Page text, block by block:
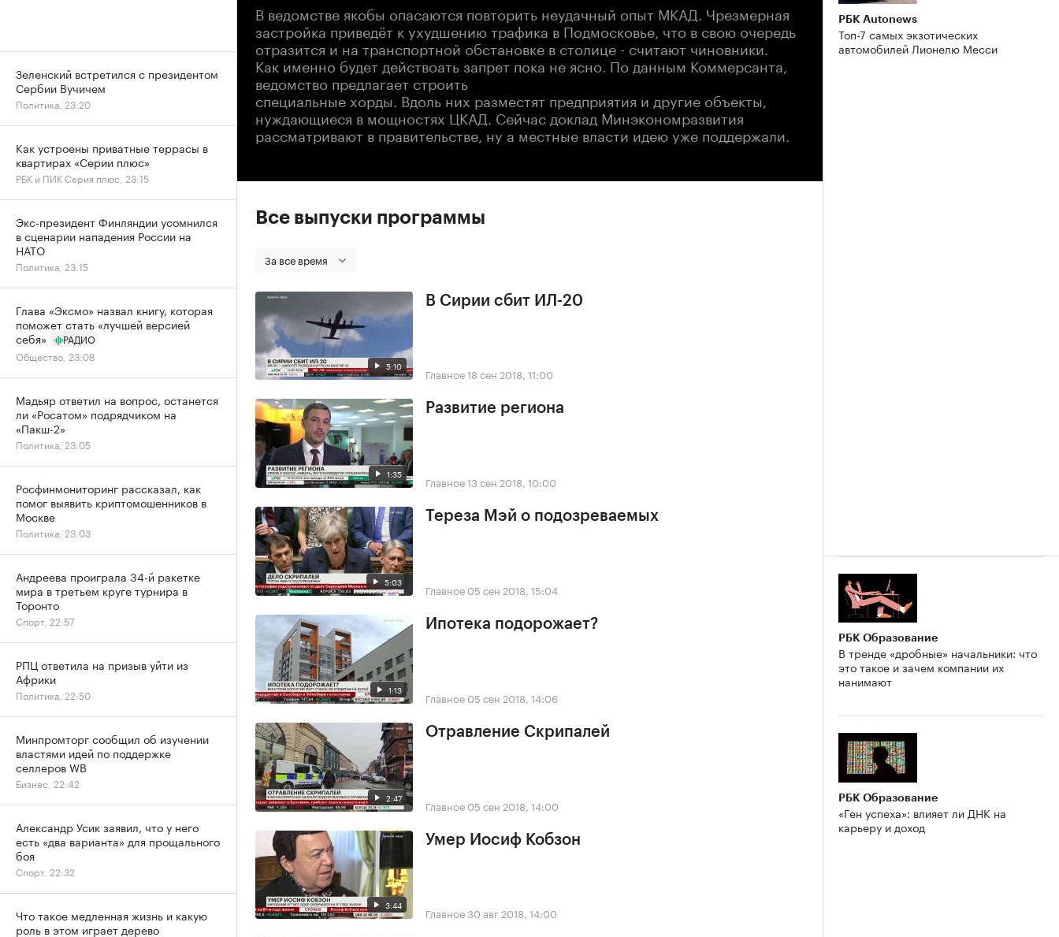
В ведомстве якобы опасаются повторить неудачный опыт МКАД. Чрезмерная
застройка приведёт к ухудшению трафика в Подмосковье, что в свою очередь
отразится и на транспортной обстановке в столице - считают чиновники.
Как именно будет действоать запрет пока не ясно. По данным Коммерсанта,
ведомство предлагает строить
специальные хорды. Вдоль них разместят предприятия и другие объекты,
нуждающиеся в мощностях ЦКАД. Сейчас доклад Минэкономразвития
рассматривают в правительстве, ну а местные власти идею уже поддержали.
Все выпуски программы
За все время
5:10
В Сирии сбит ИЛ-20
Главное18 сен 2018, 11:00
1:35
Развитие региона
Главное13 сен 2018, 10:00
5:03
Тереза Мэй о подозреваемых
Главное 05 сен 2018, 15:04
1:13
Ипотека подорожает?
Главное 05 сен 2018, 14:06
2:47
Отравление Скрипалей
Главное 05 сен 2018, 14:00
3:44
Умер Иосиф Кобзон
Главное30 авг 2018, 14:00
РБК Autonews
Топ-7 самых экзотических
автомобилей Лионелю Месси
РБК Образование
В тренде «дробные» начальники: что
это такое и зачем компании их
нанимают
РБК Образование
«Ген успеха»: влияет ли ДНК на
карьеру и доход
Зеленский встретился с президентом
Сербии Вучичем
Политика, 23:20
Как устроены приватные террасы в
квартирах «Серии плюс»
РБК и ПИК Серия плюс, 23:15
Экс-президент Финляндии усомнился
в сценарии нападения России на
НАТО
Политика, 23:15
Глава «Эксмо» назвал книгу, которая
поможет стать «лучшей версией
себя»
РАДИО
Общество, 23:08
Мадьяр ответил на вопрос, останется
ли «Росатом» подрядчиком на
«Пакш-2»
Политика, 23:05
Росфинмониторинг рассказал, как
помог выявить криптомошенников в
Москве
Политика, 23:03
Андреева проиграла 34-й ракетке
мира в третьем круге турнира в
Торонто
Спорт, 22:57
РПЦ ответила на призыв уйти из
Африки
Политика, 22:50
Минпромторг сообщил об изучении
властями идей по поддержке
селлеров WB
Бизнес, 22:42
Александр Усик заявил, что у него
есть «два варианта» для прощального
боя
Спорт, 22:32
Что такое медленная жизнь и какую
роль в этом играет дерево